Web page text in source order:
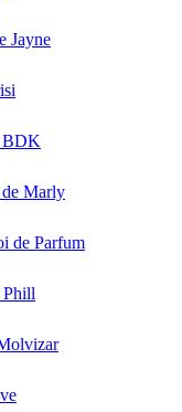
Jayne
BDK
Marly
de Parfum